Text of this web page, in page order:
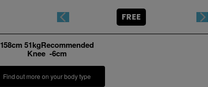
FREE
158cm 51kgRecommended
Knee -6cm
Find out more on your body type